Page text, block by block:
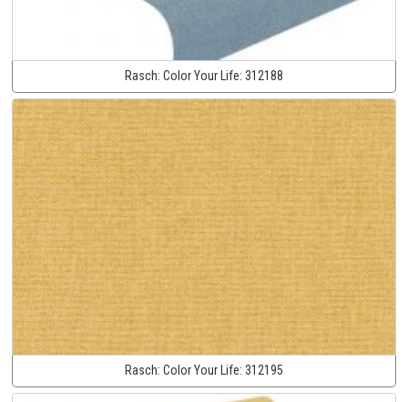
Rasch: Color Your Life: 312188
Rasch: Color Your Life: 312195